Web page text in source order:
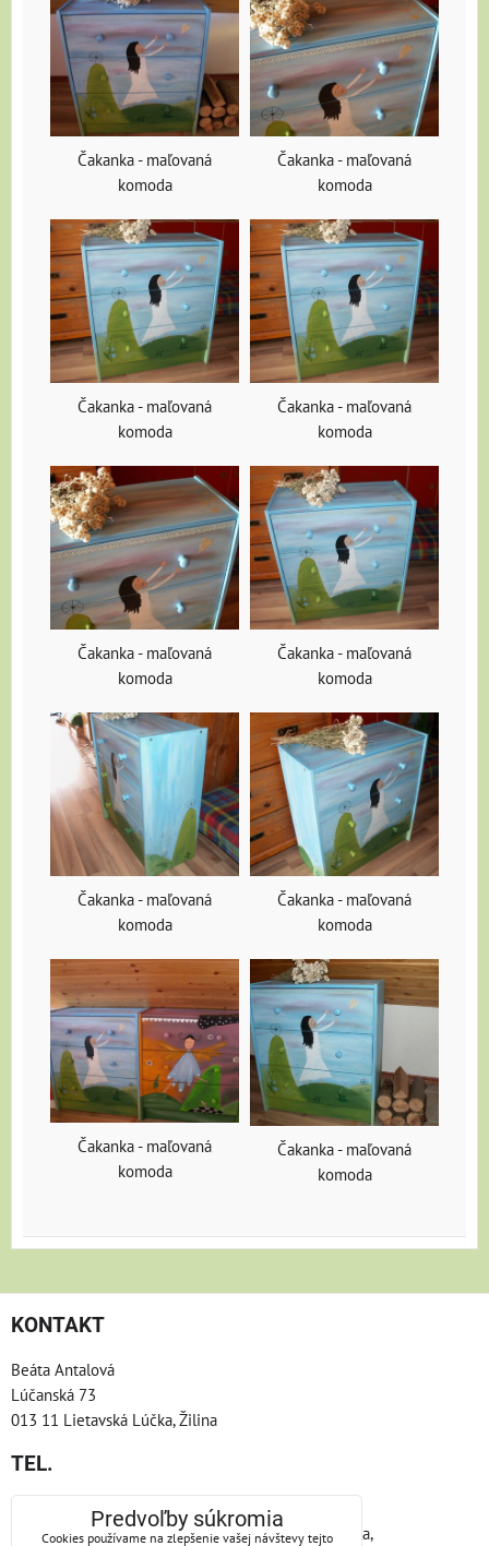
Čakanka - maľovaná
komoda
Čakanka - maľovaná
komoda
Čakanka - maľovaná
komoda
Čakanka - maľovaná
komoda
Čakanka - maľovaná
komoda
Čakanka - maľovaná
komoda
Čakanka - maľovaná
komoda
Čakanka - maľovaná
komoda
Čakanka - maľovaná
komoda
Čakanka - maľovaná
komoda
KONTAKT
Beáta Antalová
Lúčanská 73
013 11 Lietavská Lúčka, Žilina
TEL.
Telefón: +421/904/866665
nie vždy nosím pri sebe telefón, keby som nedvíhala,
Predvoľby súkromia
Cookies používame na zlepšenie vašej návštevy tejto